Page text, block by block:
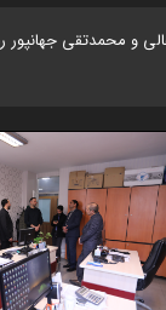
و محمدتقی جهانپور